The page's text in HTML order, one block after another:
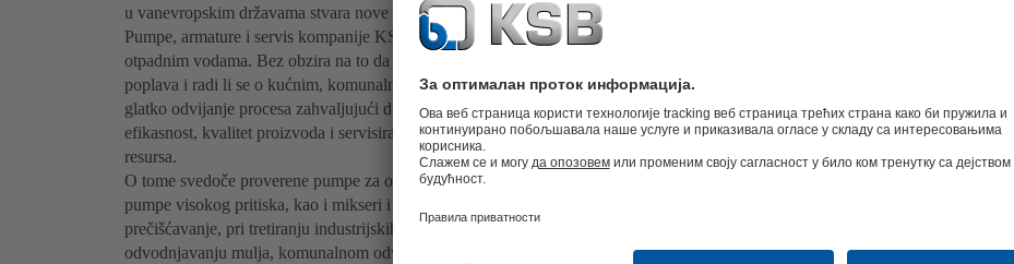
u vanevropskim državama stvara nove izazove i velike projekte.
Pumpe, armature i servis kompanije KSB sinonim su za svest o životnoj sredini i efikasno rukovanje
otpadnim vodama. Bez obzira na to da li je reč o transportu, preradi ili odlaganju otpadnih voda ili zaštiti od
poplava i radi li se o kućnim, komunalnim ili industrijskim otpadnim vodama, kompanija KSB obezbeđuje
glatko odvijanje procesa zahvaljujući dugogodišnjem iskustvu u tehnici otpadnih voda. Najveća moguća
efikasnost, kvalitet proizvoda i servisiranja kompaniji KSB jednako su važni kao mudro korišćenje prirodnih
resursa.
O tome svedoče proverene pumpe za otpadne vode, pumpe za prljavu vodu, pumpe za odvodnjavanje,
pumpe visokog pritiska, kao i mikseri i mešalice kompanije KSB. Oni se koriste u postrojenjima za
prečišćavanje, pri tretiranju industrijskih otpadnih voda, u uređajima za podizanje otpadnih voda, pri
odvodnjavanju mulja, komunalnom odvodnjavanju i u pumpnim stanicama za otpadnu vodu. Najdublja